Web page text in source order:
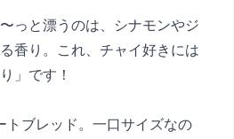
っと漂うのは、シナモンやジ
香り。これ、チャイ好きには
」です！
トブレッド。一口サイズなの